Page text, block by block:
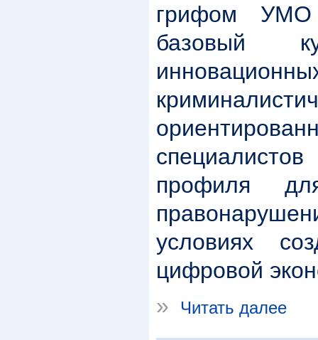
грифом
базовый
профиля
условиях
цифровой
»
Читать далее